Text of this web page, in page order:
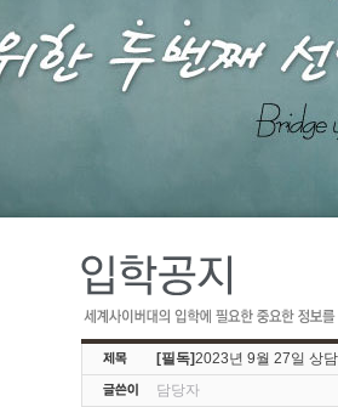
[필독]2023년 9월 27일 상
담당자